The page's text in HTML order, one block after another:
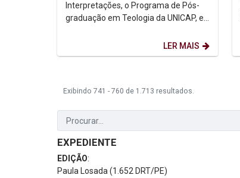
Interpretações, o Programa de Pós-
graduação em Teologia da UNICAP, e
LER MAIS
Exibindo 741 - 760 de 1.713 resultados.
EXPEDIENTE
EDIÇÃO:
Paula Losada (1.652 DRT/PE)